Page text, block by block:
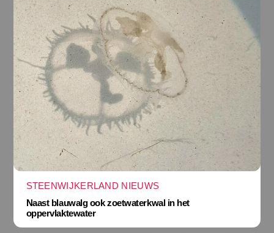
STEENWIJKERLAND NIEUWS
Naast blauwalg ook zoetwaterkwal in het
oppervlaktewater